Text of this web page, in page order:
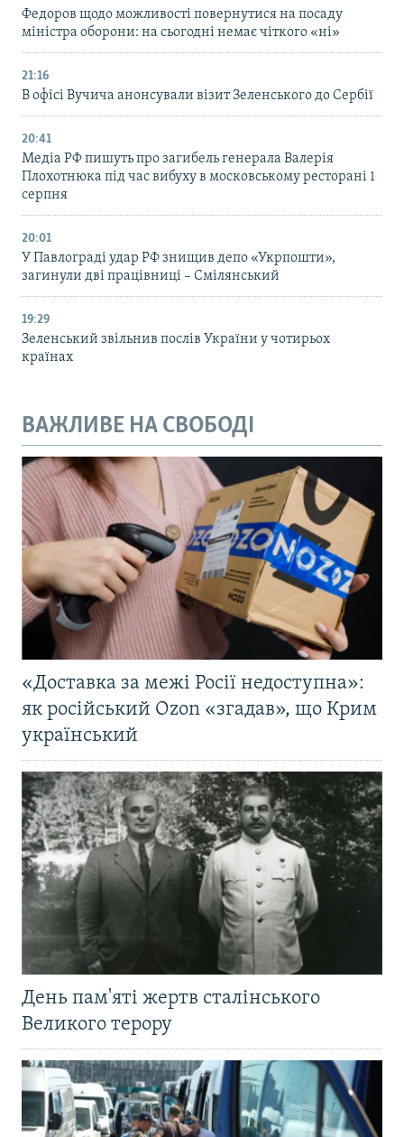
Федоров щодо можливості повернутися на посаду
міністра оборони: на сьогодні немає чіткого «ні»
21:16
В офісі Вучича анонсували візит Зеленського до Сербії
20:41
Медіа РФ пишуть про загибель генерала Валерія
Плохотнюка під час вибуху в московському ресторані 1
серпня
20:01
У Павлограді удар РФ знищив депо «Укрпошти»,
загинули дві працівниці – Смілянський
19:29
Зеленський звільнив послів України у чотирьох
країнах
ВАЖЛИВЕ НА СВОБОДІ
«Доставка за межі Росії недоступна»:
як російський Ozon «згадав», що Крим
український
День пам'яті жертв сталінського
Великого терору